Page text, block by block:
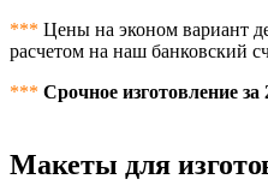
*** Цены на эконом вариант
расчетом на наш банковский
*** Срочное изготовление
Макеты для